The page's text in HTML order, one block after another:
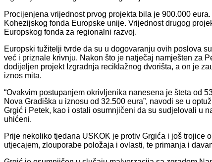
Procijenjena vrijednost prvog projekta bila je 900.000
Kohezijskog fonda Europske unije. Vrijednost drugog
Europskog fonda za regionalni razvoj.
Europski tužitelji tvrde da su u dogovaranju ovih poslova
već i priznale krivnju. Nakon što je natječaj namješten za
dodijeljen projekt Izgradnja reciklažnog dvorišta, a on je
iznos mita.
“Ovakvim postupanjem okrivljenika nanesena je šteta od
Nova Gradiška u iznosu od 32.500 eura”, navodi se u
Grgić i Petek, kao i ostali osumnjičeni da su sudjelovali u
uhićeni.
Prije nekoliko tjedana USKOK je protiv Grgića i još trojice
utjecajem, zlouporabe položaja i ovlasti, te primanja i